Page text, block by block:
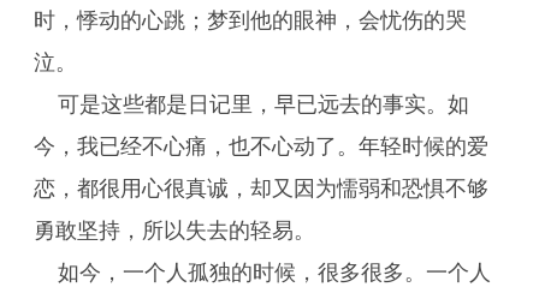
时，悸动的心跳；梦到他的眼神，会忧伤的哭
泣。
可是这些都是日记里，早已远去的事实。如
今，我已经不心痛，也不心动了。年轻时候的爱
恋，都很用心很真诚，却又因为懦弱和恐惧不够
勇敢坚持，所以失去的轻易。
如今，一个人孤独的时候，很多很多。一个人